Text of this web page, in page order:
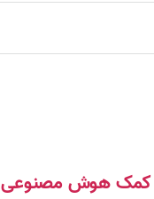
با کمک هوش مصنوعی